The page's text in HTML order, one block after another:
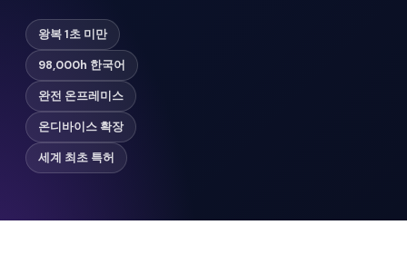
왕복 1초 미만
98,000h 한국어
완전 온프레미스
온디바이스 확장
세계 최초 특허